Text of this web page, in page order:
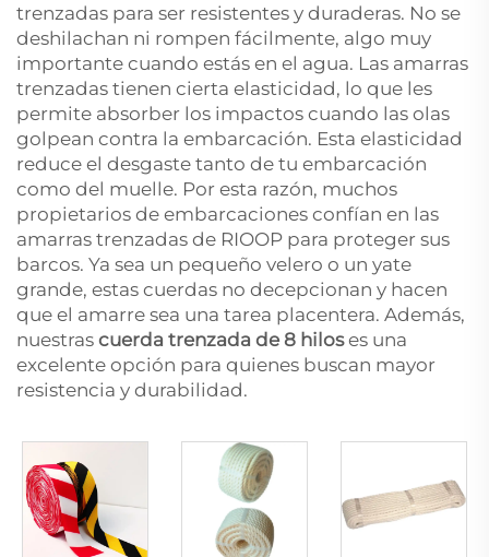
trenzadas para ser resistentes y duraderas. No se
deshilachan ni rompen fácilmente, algo muy
importante cuando estás en el agua. Las amarras
trenzadas tienen cierta elasticidad, lo que les
permite absorber los impactos cuando las olas
golpean contra la embarcación. Esta elasticidad
reduce el desgaste tanto de tu embarcación
como del muelle. Por esta razón, muchos
propietarios de embarcaciones confían en las
amarras trenzadas de RIOOP para proteger sus
barcos. Ya sea un pequeño velero o un yate
grande, estas cuerdas no decepcionan y hacen
que el amarre sea una tarea placentera. Además,
nuestras cuerda trenzada de 8 hiloses una
excelente opción para quienes buscan mayor
resistencia y durabilidad.